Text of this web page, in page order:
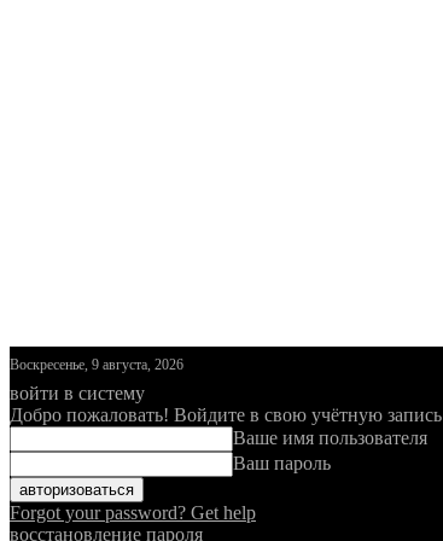
Воскресенье, 9 августа, 2026
войти в систему
Добро пожаловать! Войдите в свою учётную запись
Ваше имя пользователя
Ваш пароль
Forgot your password? Get help
восстановление пароля